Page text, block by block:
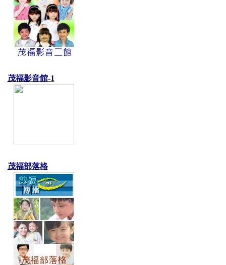
茂福影音館-1
茂福部落格